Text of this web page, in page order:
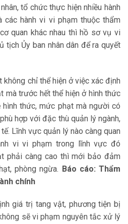
tổ chức thực hiện nhiều hành
các hành vi vi phạm thuộc thẩm
quan khác nhau thì hồ sơ vụ vi
tịch Ủy ban nhân dân để ra quyết
không chỉ thể hiện ở việc xác định
mà trước hết thể hiện ở hình thức
thức, mức phạt mà người có
hợp với đặc thù quản lý ngành,
Lĩnh vực quản lý nào càng quan
vi vi phạm trong lĩnh vực đó
phải càng cao thì mới bảo đảm
phòng ngừa. Báo cáo: Thẩm
chính
giá trị tang vật, phương tiện bị
sẽ vi phạm nguyên tắc xử lý